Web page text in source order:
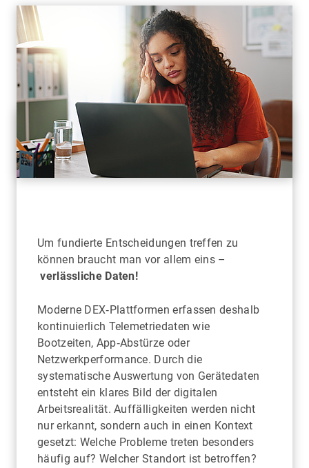
Um fundierte Entscheidungen treffen zu
können braucht man vor allem eins –
verlässliche Daten!
Moderne DEX‑Plattformen erfassen deshalb
kontinuierlich Telemetriedaten wie
Bootzeiten, App‑Abstürze oder
Netzwerkperformance. Durch die
systematische Auswertung von Gerätedaten
entsteht ein klares Bild der digitalen
Arbeitsrealität. Auffälligkeiten werden nicht
nur erkannt, sondern auch in einen Kontext
gesetzt: Welche Probleme treten besonders
häufig auf? Welcher Standort ist betroffen?